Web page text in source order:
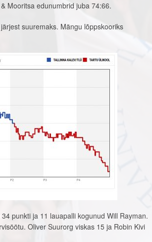
Mooritsa edunumbrid juba 74:66.
suuremaks. Mängu lõppskooriks
punkti ja 11 lauapalli kogunud Will Rayman.
Oliver Suurorg viskas 15 ja Robin Kivi